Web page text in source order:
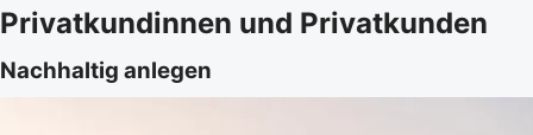
Privatkundinnen und Privatkunden
Nachhaltig anlegen